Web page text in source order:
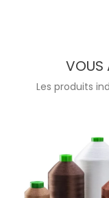
VOUS
Les produits